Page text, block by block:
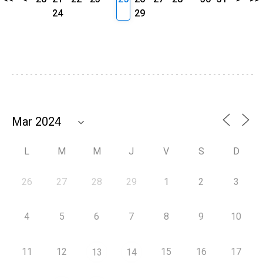
24
29
L M M J V S D
26 27 28 29 1 2 3
4 5 6 7 8 9 10
11 12 13 14 15 16 17